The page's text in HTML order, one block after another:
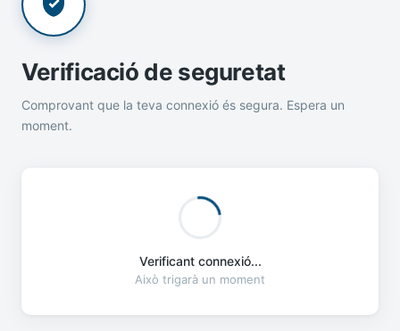
Verificació de seguretat
Comprovant que la teva connexió és segura. Espera un
moment.
Verificant connexió...
Això trigarà un moment